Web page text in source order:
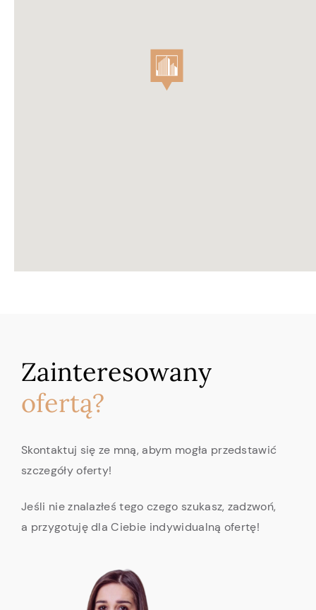
Zainteresowany
ofertą?
Skontaktuj się ze mną, abym mogła przedstawić
szczegóły oferty!
Jeśli nie znalazłeś tego czego szukasz, zadzwoń,
a przygotuję dla Ciebie indywidualną ofertę!